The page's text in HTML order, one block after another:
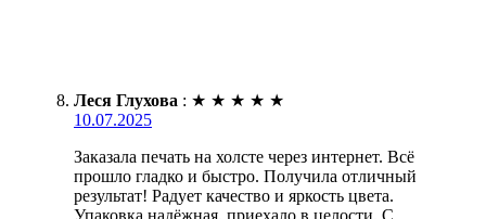
Леся Глухова : ★ ★ ★ ★ ★
10.07.2025
Заказала печать на холсте через интернет. Всё
прошло гладко и быстро. Получила отличный
результат! Радует качество и яркость цвета.
Упаковка надёжная, приехало в целости. С